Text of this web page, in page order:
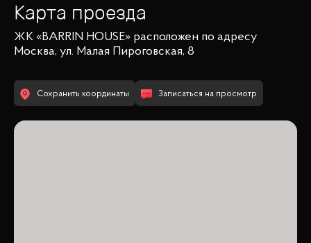
Карта проезда
ЖК «BARRIN HOUSE» расположен по адресу
Москва, ул. Малая Пироговская, 8
Сохранить координаты Записаться на просмотр